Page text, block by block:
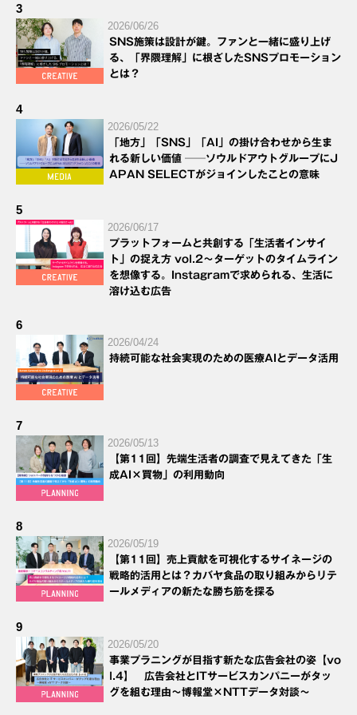
3
2026/06/26
SNS施策は設計が鍵。ファンと一緒に盛り上げ
る、「界隈理解」に根ざしたSNSプロモーション
とは？
4
2026/05/22
「地方」「SNS」「AI」の掛け合わせから生ま
れる新しい価値 ──ソウルドアウトグループにJ
APAN SELECTがジョインしたことの意味
5
2026/06/17
プラットフォームと共創する「生活者インサイ
ト」の捉え方 vol.2～ターゲットのタイムライン
を想像する。Instagramで求められる、生活に
溶け込む広告
6
2026/04/24
持続可能な社会実現のための医療AIとデータ活用
7
2026/05/13
【第11回】先端生活者の調査で見えてきた「生
成AI×買物」の利用動向
8
2026/05/19
【第11回】売上貢献を可視化するサイネージの
戦略的活用とは？カバヤ食品の取り組みからリテ
ールメディアの新たな勝ち筋を探る
9
2026/05/20
事業プラニングが目指す新たな広告会社の姿【vo
l.4】 広告会社とITサービスカンパニーがタッ
グを組む理由～博報堂×NTTデータ対談～